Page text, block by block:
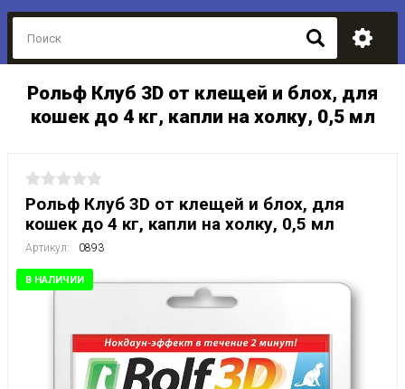
Рольф Клуб 3D от клещей и блох, для
кошек до 4 кг, капли на холку, 0,5 мл
Рольф Клуб 3D от клещей и блох, для
кошек до 4 кг, капли на холку, 0,5 мл
Артикул: 0893
В НАЛИЧИИ